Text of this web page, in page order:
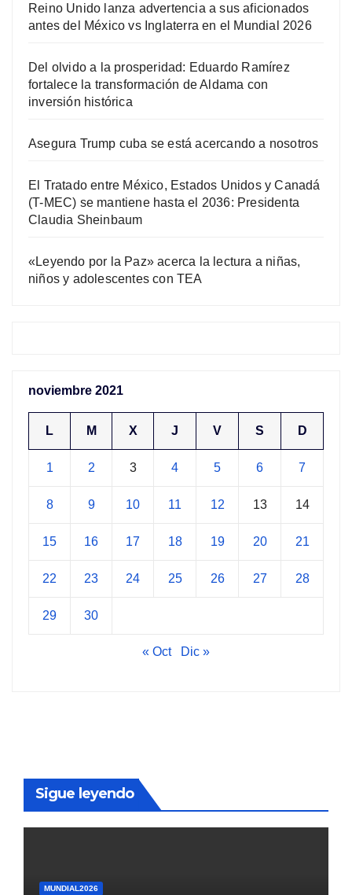
Reino Unido lanza advertencia a sus aficionados
antes del México vs Inglaterra en el Mundial 2026
Del olvido a la prosperidad: Eduardo Ramírez
fortalece la transformación de Aldama con
inversión histórica
Asegura Trump cuba se está acercando a nosotros
El Tratado entre México, Estados Unidos y Canadá
(T-MEC) se mantiene hasta el 2036: Presidenta
Claudia Sheinbaum
«Leyendo por la Paz» acerca la lectura a niñas,
niños y adolescentes con TEA
noviembre 2021
L M X J V S D
1 2 3 4 5 6 7
8 9 10 11 12 13 14
15 16 17 18 19 20 21
22 23 24 25 26 27 28
29 30
« Oct Dic »
Sigue leyendo
MUNDIAL2026